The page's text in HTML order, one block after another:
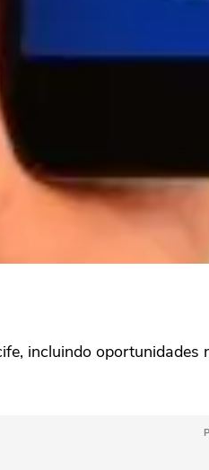
incluindo